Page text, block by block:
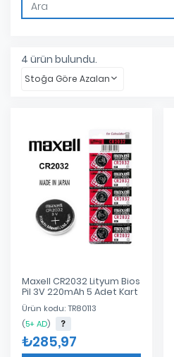
4 ürün bulundu.
Stoğa Göre Azalan
Maxell CR2032 Lityum Bios
Pil 3V 220mAh 5 Adet Kart
Ürün kodu: TR80113
(5+ AD)
₺285,97